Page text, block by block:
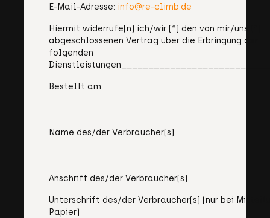
E-Mail-Adresse: info@re-climb.de
Hiermit widerrufe(n) ich/wir (*) den von mir/uns (*)
abgeschlossenen Vertrag über die Erbringung der
folgenden
Bestellt am
Name des/der Verbraucher(s)
Anschrift des/der Verbraucher(s)
Unterschrift des/der Verbraucher(s) (nur bei
Papier)